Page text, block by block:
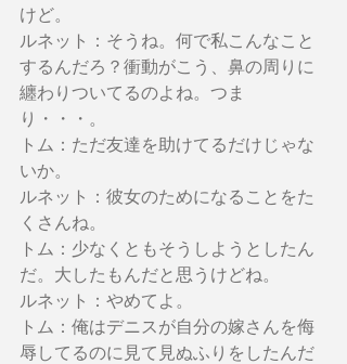
けど。
ルネット：そうね。何で私こんなこと
するんだろ？衝動がこう、鼻の周りに
纏わりついてるのよね。つま
り・・・。
トム：ただ友達を助けてるだけじゃな
いか。
ルネット：彼女のためになることをた
くさんね。
トム：少なくともそうしようとしたん
だ。大したもんだと思うけどね。
ルネット：やめてよ。
トム：俺はデニスが自分の嫁さんを侮
辱してるのに見て見ぬふりをしたんだ